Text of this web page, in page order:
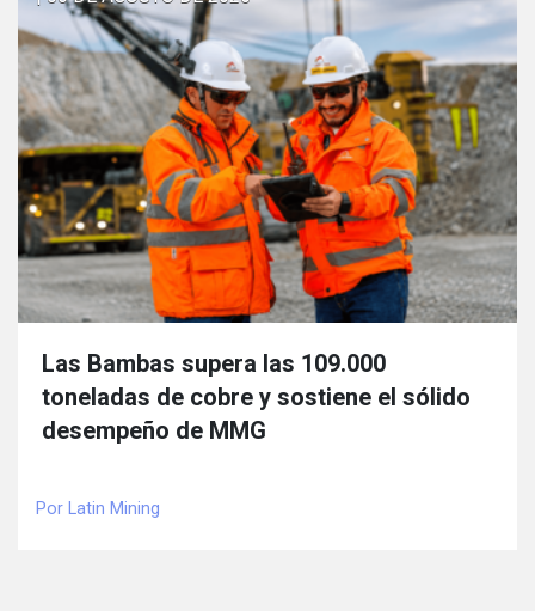
Las Bambas supera las 109.000
toneladas de cobre y sostiene el sólido
desempeño de MMG
Por Latin Mining